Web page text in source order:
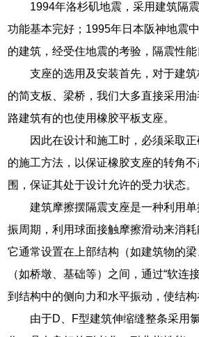
1994年洛杉矶地震，采用建筑隔
功能基本完好；1995年日本阪神地震
的建筑，经受住地震的考验，隔震性能
支座的选用及安装首先，对于建
的简支板、梁桥，我们大多直接采用
路建筑有的也使用橡胶平板支座。
因此在设计和施工时，必须采取
的施工方法，以保证橡胶支座的转角
围，保证其处于设计允许的受力状态。
建筑摩擦摆隔震支座是一种利用
振周期，利用球面接触摩擦滑动来消耗
它通常设置在上部结构（如建筑物的
（如桥墩、基础等）之间，通过“软连
到结构中的侧向力和水平振动，使结构
由于D、F型建筑伸缩缝整条采用